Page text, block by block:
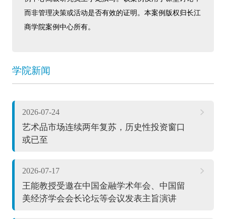
而非管理决策或活动是否有效的证明。本案例版权归长江
商学院案例中心所有。
学院新闻
2026-07-24
艺术品市场连续两年复苏，历史性投资窗口
或已至
2026-07-17
王能教授受邀在中国金融学术年会、中国留
美经济学会会长论坛等会议发表主旨演讲